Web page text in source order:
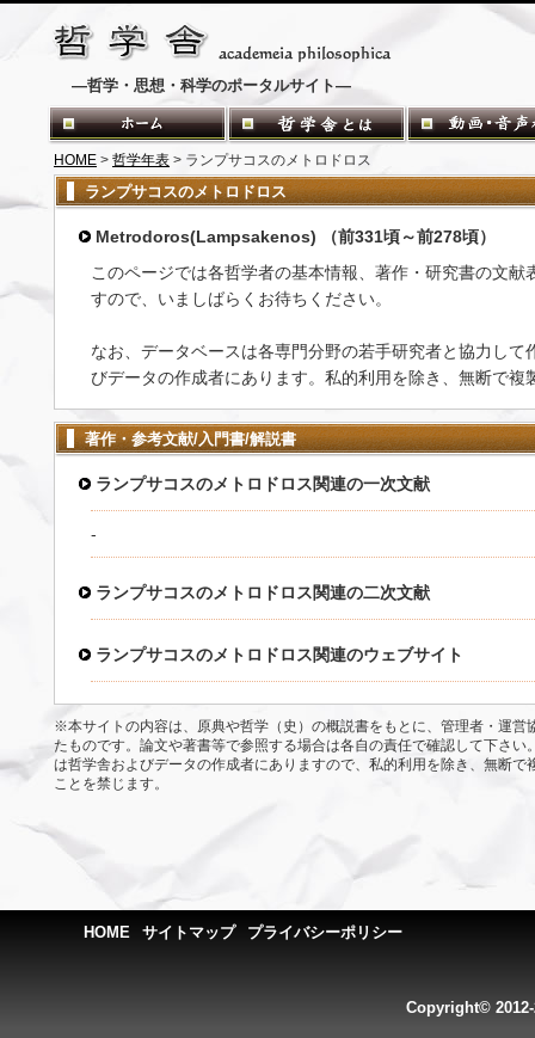
―哲学・思想・科学のポータルサイト―
HOME > 哲学年表 > ランプサコスのメトロドロス
ランプサコスのメトロドロス
Metrodoros(Lampsakenos) （前331頃～前278頃）
このページでは各哲学者の基本情報、著作・研究書の文
すので、いましばらくお待ちください。
なお、データベースは各専門分野の若手研究者と協力し
びデータの作成者にあります。私的利用を除き、無断で複
著作・参考文献/入門書/解説書
ランプサコスのメトロドロス関連の一次文献
-
ランプサコスのメトロドロス関連の二次文献
ランプサコスのメトロドロス関連のウェブサイト
※本サイトの内容は、原典や哲学（史）の概説書をもとに、管理者・運営
たものです。論文や著書等で参照する場合は各自の責任で確認して下さい
は哲学舎およびデータの作成者にありますので、私的利用を除き、無断で
ことを禁じます。
HOME サイトマップ プライバシーポリシー
Copyright©